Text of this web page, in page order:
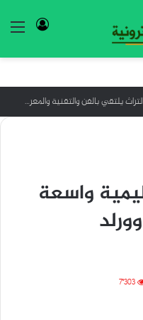
جدة التاريخية تنبض بالحياة في الصيف.. التراث يلتقي بالفن والتقنية والمعرفة
واسعة
7٬303